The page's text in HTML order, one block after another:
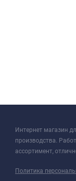
Интернет магазин
производства.
ассортимент,
Политика